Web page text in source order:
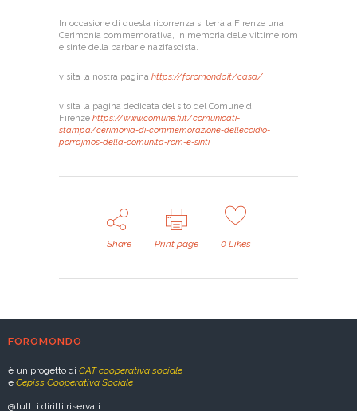
In occasione di questa ricorrenza si terrà a Firenze una
Cerimonia commemorativa, in memoria delle vittime rom
e sinte della barbarie nazifascista.
visita la nostra pagina https://foromondo.it/casa/
visita la pagina dedicata del sito del Comune di
Firenze https://www.comune.fi.it/comunicati-
stampa/cerimonia-di-commemorazione-delleccidio-
porrajmos-della-comunita-rom-e-sinti
Share Print page 0Likes
FOROMONDO
è un progetto di CAT cooperativa sociale
e Cepiss Cooperativa Sociale
@tutti i diritti riservati